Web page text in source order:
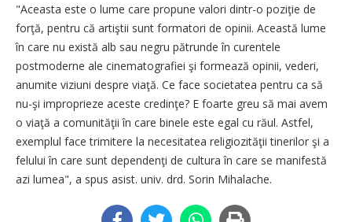
"Aceasta este o lume care propune valori dintr-o poziţie de
forţă, pentru că artiştii sunt formatori de opinii. Această lume
în care nu există alb sau negru pătrunde în curentele
postmoderne ale cinematografiei şi formează opinii, vederi,
anumite viziuni despre viaţă. Ce face societatea pentru ca să
nu-şi improprieze aceste credinţe? E foarte greu să mai avem
o viaţă a comunităţii în care binele este egal cu răul. Astfel,
exemplul face trimitere la necesitatea religiozităţii tinerilor şi a
felului în care sunt dependenţi de cultura în care se manifestă
azi lumea", a spus asist. univ. drd. Sorin Mihalache.